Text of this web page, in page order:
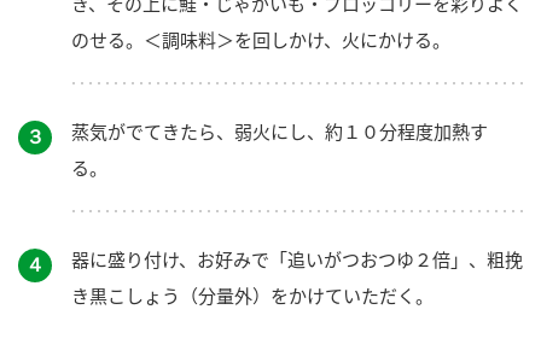
のせる。＜調味料＞を回しかけ、火にかける。
３
蒸気がでてきたら、弱火にし、約１０分程度加熱す
る。
４
器に盛り付け、お好みで「追いがつおつゆ２倍」、粗挽
き黒こしょう（分量外）をかけていただく。